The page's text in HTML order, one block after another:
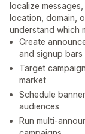
localize
location, domain,
understand which
Create
and signup bars
Target
market
Schedule
audiences
Run multi-